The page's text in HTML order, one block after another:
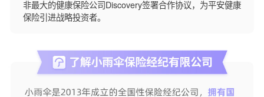
非最大的健康保险公司Discovery签署合作协议，为平安健康
保险引进战略投资者。